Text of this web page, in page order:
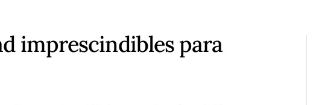
imprescindibles para